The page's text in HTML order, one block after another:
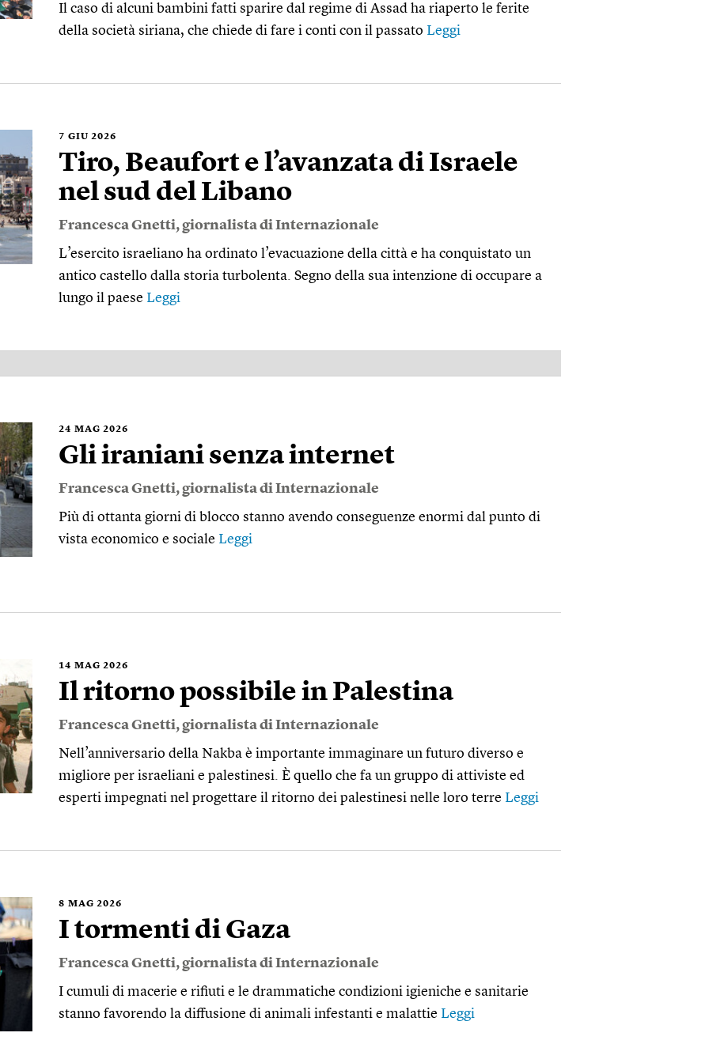
Il caso di alcuni bambini fatti sparire dal regime di Assad ha riaperto le ferite
della società siriana, che chiede di fare i conti con il passato Leggi
7 GIU 2026
Tiro, Beaufort e l’avanzata di Israele
nel sud del Libano
Francesca Gnetti, giornalista di Internazionale
L’esercito israeliano ha ordinato l’evacuazione della città e ha conquistato un
antico castello dalla storia turbolenta. Segno della sua intenzione di occupare a
lungo il paese Leggi
24 MAG 2026
Gli iraniani senza internet
Francesca Gnetti, giornalista di Internazionale
Più di ottanta giorni di blocco stanno avendo conseguenze enormi dal punto di
vista economico e sociale Leggi
14 MAG 2026
Il ritorno possibile in Palestina
Francesca Gnetti, giornalista di Internazionale
Nell’anniversario della Nakba è importante immaginare un futuro diverso e
migliore per israeliani e palestinesi. È quello che fa un gruppo di attiviste ed
esperti impegnati nel progettare il ritorno dei palestinesi nelle loro terre Leggi
8 MAG 2026
I tormenti di Gaza
Francesca Gnetti, giornalista di Internazionale
I cumuli di macerie e rifiuti e le drammatiche condizioni igieniche e sanitarie
stanno favorendo la diffusione di animali infestanti e malattie Leggi